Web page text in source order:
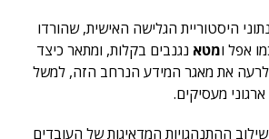
היסטוריית הגלישה האישית, שהורדו
אפל ומטא נגנבים בקלות, ומתאר כיצד
לרעה את מאגר המידע הנרחב הזה, למשל
מעסיקים.
ההתנהגויות המדאיגות של העובדים